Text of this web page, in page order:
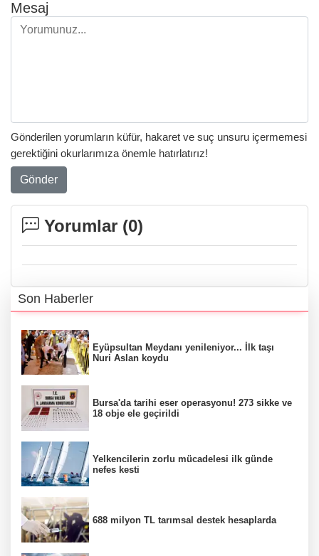
Mesaj
Gönderilen yorumların küfür, hakaret ve suç unsuru içermemesi
gerektiğini okurlarımıza önemle hatırlatırız!
Gönder
Yorumlar (0)
Son Haberler
Eyüpsultan Meydanı yenileniyor... İlk taşı
Nuri Aslan koydu
Bursa'da tarihi eser operasyonu! 273 sikke ve
18 obje ele geçirildi
Yelkencilerin zorlu mücadelesi ilk günde
nefes kesti
688 milyon TL tarımsal destek hesaplarda